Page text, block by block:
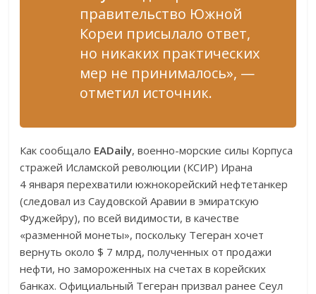
правительство Южной
Кореи присылало ответ,
но никаких практических
мер не принималось», —
отметил источник.
Как сообщало EADaily, военно-морские силы Корпуса
стражей Исламской революции (КСИР) Ирана
4 января перехватили южнокорейский нефтетанкер
(следовал из Саудовской Аравии в эмиратскую
Фуджейру), по всей видимости, в качестве
«разменной монеты», поскольку Тегеран хочет
вернуть около $ 7 млрд, полученных от продажи
нефти, но замороженных на счетах в корейских
банках. Официальный Тегеран призвал ранее Сеул